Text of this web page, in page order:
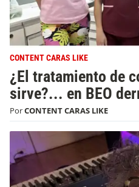
CONTENT CARAS LIKE
¿El tratamiento de
sirve?... en BEO
PorCONTENT CARAS LIKE